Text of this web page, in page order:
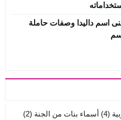
اسم داليدا وصفات حاملة
(4) أسماء بنات من الجنة (2)